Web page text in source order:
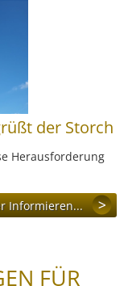
der Storch
Herausforderung
Informieren...
FÜR